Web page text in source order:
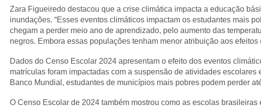
Zara Figueiredo destacou que a crise climática impacta a educação
inundações. “Esses eventos climáticos impactam os estudantes mais
chegam a perder meio ano de aprendizado, pelo aumento das
negros. Embora essas populações tenham menor atribuição aos
Dados do Censo Escolar 2024 apresentam o efeito dos eventos
matrículas foram impactadas com a suspensão de atividades
Banco Mundial, estudantes de municípios mais pobres podem perder
O Censo Escolar de 2024 também mostrou como as escolas